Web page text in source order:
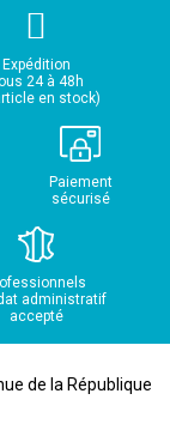
Expédition
24 à 48h
en stock)
Paiement
sécurisé
administratif
accepté
de la République